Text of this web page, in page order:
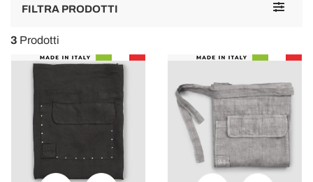
Toggle
FILTRA PRODOTTI
3 Prodotti